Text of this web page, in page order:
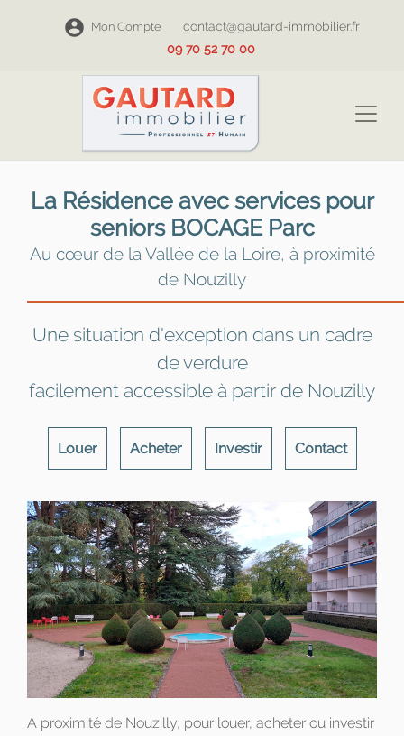
Mon Compte
contact@gautard-immobilier.fr
09 70 52 70 00
La Résidence avec services pour
seniors BOCAGE Parc
Au cœur de la Vallée de la Loire, à proximité
de Nouzilly
Une situation d'exception dans un cadre
de verdure
facilement accessible à partir de Nouzilly
Louer Acheter Investir Contact
A proximité de Nouzilly, pour louer, acheter ou investir